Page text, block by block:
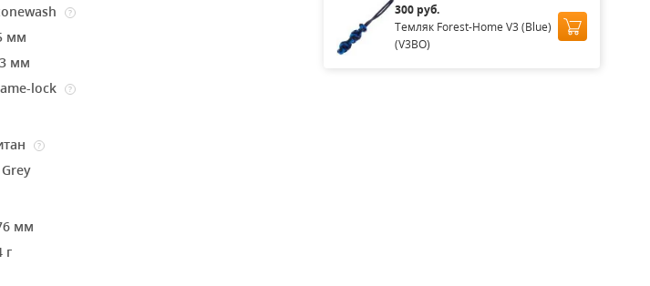
?
мм
мм
lock ?
?
Grey
мм
г
300 руб.
Темляк Forest-Home V3 (Blue)
(V3BO)